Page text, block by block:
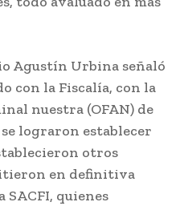
Agustín Urbina señaló
con la Fiscalía, con la
nuestra (OFAN) de
lograron establecer
otros
en definitiva
SACFI, quienes